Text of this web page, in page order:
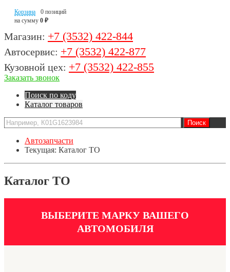
Корзина
0 позиций
на сумму 0 ₽
Магазин: +7 (3532) 422-844
Автосервис: +7 (3532) 422-877
Кузовной цех: +7 (3532) 422-855
Заказать звонок
Поиск по коду
Каталог товаров
Автозапчасти
Текущая: Каталог ТО
Каталог ТО
ВЫБЕРИТЕ МАРКУ ВАШЕГО
АВТОМОБИЛЯ